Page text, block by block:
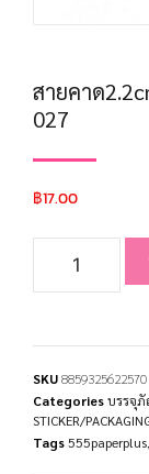
สายคาด
027
฿17.00
SKU8859325622570
Categoriesบรรจุ
STICKER/
Tags555paperplus